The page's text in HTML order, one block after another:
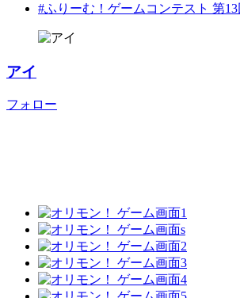
#ふりーむ！ゲームコンテスト 第
アイ
フォロー